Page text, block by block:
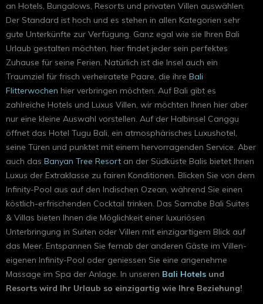
an Hotels, Bungalows, Resorts und privaten Villen auswählen.
Der Standard ist hoch und es stehen in allen Kategorien sehr
gute Unterkünfte zur Verfügung. Ganz egal wie sie Ihren Bali
Urlaub gestalten möchten, hier findet jeder sein perfektes
Zuhause für seine Ferien. Natürlich ist die Insel auch ein
Traumziel für frisch verheiratete Paare, die ihre Bali
Flitterwochen hier verbringen möchten. Auf Bali gibt es
zahlreiche Hotels und Luxus Villen, wir möchten Ihnen hier aber
nur eine kleine Auswahl vorstellen. Auf der Halbinsel Canggu
öffnet das Hotel Tugu Bali, ein atmosphärisches Luxushotel,
seine Türen und punktet mit einem hervorragenden Service. Aber
auch das Banyan Tree Resort an der Südküste Balis bietet Ihnen
Luxus der Extraklasse zu fairen Konditionen. Blicken Sie von dem
Infinity-Pool aus auf den Indischen Ozean, während Sie einen
köstlich-erfrischenden Cocktail trinken. Das Samabe Bali Suites
& Villas bieten Ihnen die Möglichkeit einer luxuriösen
Unterbringung in Suiten oder Villen mit einzigartigem Blick auf
das Meer. Entspannen Sie fernab der anderen Gäste im Villen-
eigenen Infinity-Pool oder geniessen Sie eine angenehme
Massage im Spa der Anlage. In unseren Bali Hotels und
Resorts wird Ihr Urlaub so einzigartig wie Ihre Beziehung!